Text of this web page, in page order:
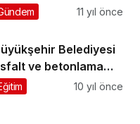
11 yıl önce
Belediyesi
ve betonlama
başlattı
10 yıl önce